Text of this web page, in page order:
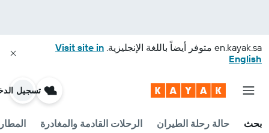
en.kayak.sa متوفر أيضاً باللغة الإنجليزية. Visit site in
English
بحث حالة رحلة الطيران الرحلات القادمة والمغادرة
تسجيل